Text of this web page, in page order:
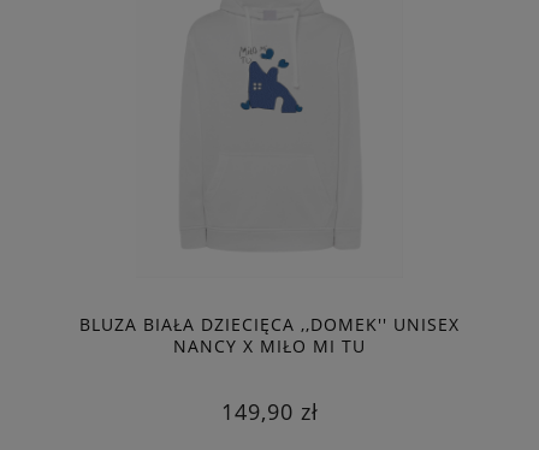
BLUZA BIAŁA DZIECIĘCA ,,DOMEK'' UNISEX
NANCY X MIŁO MI TU
149,90 zł